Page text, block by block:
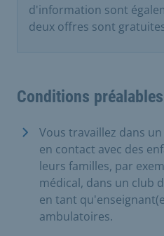
d'information sont
deux offres sont
Conditions préalables
Vous travaillez dans
en contact avec des
leurs familles, par
médical, dans un club
en tant
ambulatoires.